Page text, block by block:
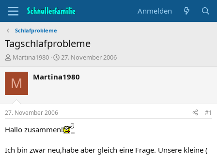
Anmelden
Schlafprobleme
Tagschlafprobleme
T
e
m
n
t
a
r
e
Martina1980
B
g
a
t
u
27. November 2006
M Martina1980
27. November 2006 #1
Hallo zusammen!
Ich bin zwar neu,habe aber gleich eine Frage. Unsere kleine (